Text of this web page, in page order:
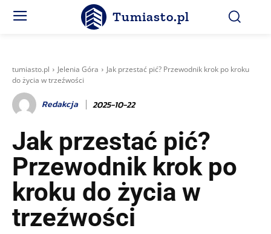
Tumiasto.pl
tumiasto.pl Jelenia Góra
Jak przestać pić? Przewodnik krok po kroku
do życia w trzeźwości
Redakcja 2025-10-22
Jak przestać pić?
Przewodnik krok po
kroku do życia w
trzeźwości